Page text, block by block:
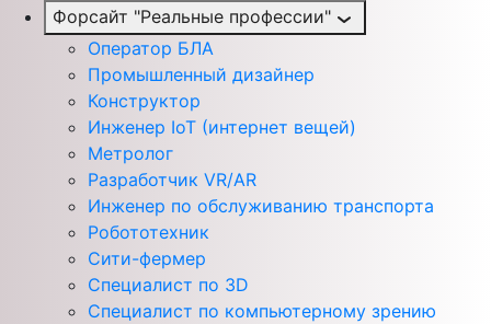
Форсайт "Реальные профессии"
Оператор БЛА
Промышленный дизайнер
Конструктор
Инженер IoT (интернет вещей)
Метролог
Разработчик VR/AR
Инженер по обслуживанию транспорта
Робототехник
Сити-фермер
Специалист по 3D
Специалист по компьютерному зрению